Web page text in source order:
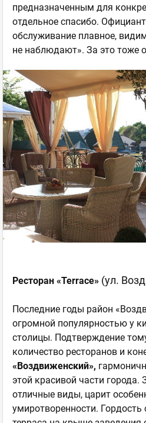
предназначенным для
отдельное спасибо.
обслуживание плавное,
не наблюдают». За это тоже
Ресторан «Terrace» (ул.
Последние годы район
огромной популярностью у
столицы. Подтверждение
количество ресторанов и
«Воздвиженский»,
этой красивой части города.
отличные виды, царит
умиротворенности.